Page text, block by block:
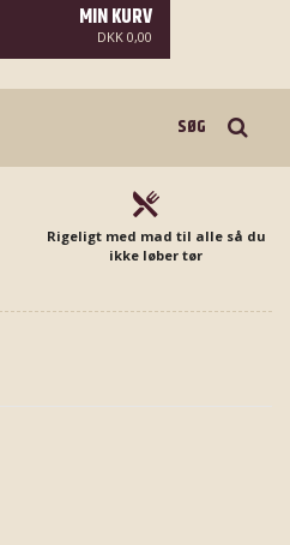
MIN KURV
DKK 0,00
Rigeligt med mad til alle så du
ikke løber tør